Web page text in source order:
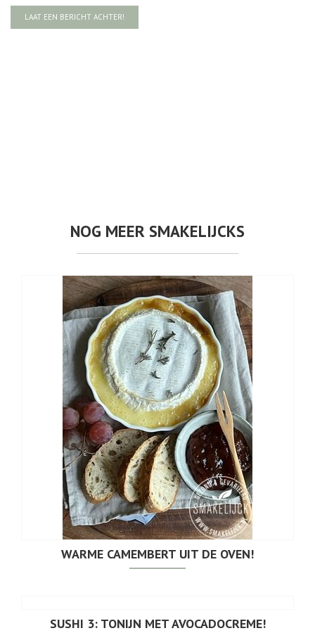
LAAT EEN BERICHT ACHTER!
NOG MEER SMAKELIJCKS
WARME CAMEMBERT UIT DE OVEN!
SUSHI 3: TONIJN MET AVOCADOCREME!